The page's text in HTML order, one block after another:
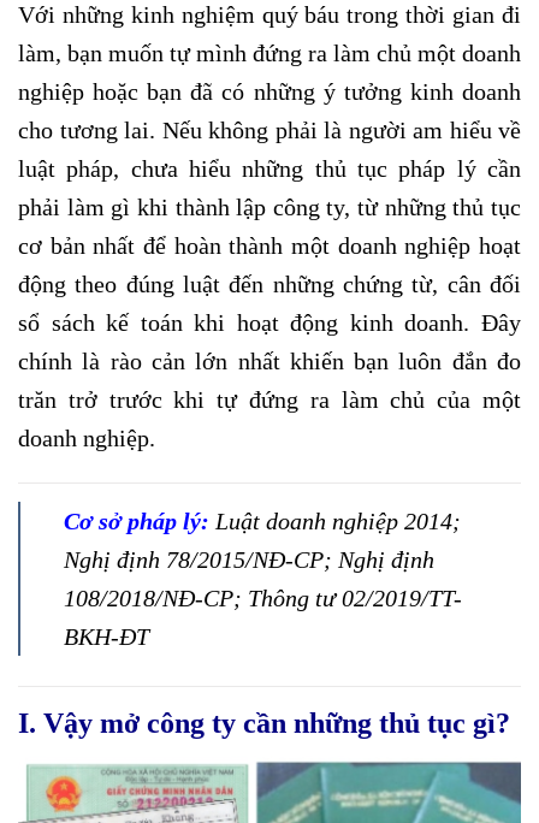
Với những kinh nghiệm quý báu trong thời gian đi
làm, bạn muốn tự mình đứng ra làm chủ một doanh
nghiệp hoặc bạn đã có những ý tưởng kinh doanh
cho tương lai. Nếu không phải là người am hiểu về
luật pháp, chưa hiểu những thủ tục pháp lý cần
phải làm gì khi thành lập công ty, từ những thủ tục
cơ bản nhất để hoàn thành một doanh nghiệp hoạt
động theo đúng luật đến những chứng từ, cân đối
sổ sách kế toán khi hoạt động kinh doanh. Đây
chính là rào cản lớn nhất khiến bạn luôn đắn đo
trăn trở trước khi tự đứng ra làm chủ của một
doanh nghiệp.
Cơ sở pháp lý: Luật doanh nghiệp 2014;
Nghị định 78/2015/NĐ-CP; Nghị định
108/2018/NĐ-CP; Thông tư 02/2019/TT-
BKH-ĐT
I. Vậy mở công ty cần những thủ tục gì?